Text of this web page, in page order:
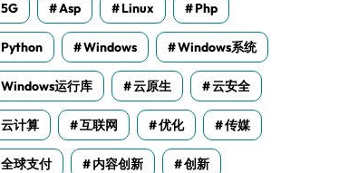
5G Asp Linux Php
Python Windows Windows系统
Windows运行库 云原生 云安全
云计算 互联网 优化 传媒
全球支付 内容创新 创新